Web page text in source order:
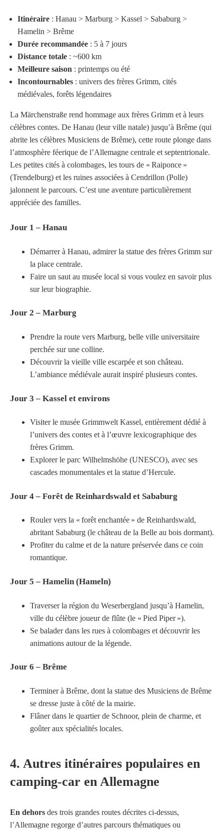
Itinéraire : Hanau > Marburg > Kassel > Sababurg >
Hamelin > Brême
Durée recommandée : 5 à 7 jours
Distance totale : ~600 km
Meilleure saison : printemps ou été
Incontournables : univers des frères Grimm, cités
médiévales, forêts légendaires
La Märchenstraße rend hommage aux frères Grimm et à leurs
célèbres contes. De Hanau (leur ville natale) jusqu’à Brême (qui
abrite les célèbres Musiciens de Brême), cette route plonge dans
l’atmosphère féerique de l’Allemagne centrale et septentrionale.
Les petites cités à colombages, les tours de « Raiponce »
(Trendelburg) et les ruines associées à Cendrillon (Polle)
jalonnent le parcours. C’est une aventure particulièrement
appréciée des familles.
Jour 1 – Hanau
Démarrer à Hanau, admirer la statue des frères Grimm sur
la place centrale.
Faire un saut au musée local si vous voulez en savoir plus
sur leur biographie.
Jour 2 – Marburg
Prendre la route vers Marburg, belle ville universitaire
perchée sur une colline.
Découvrir la vieille ville escarpée et son château.
L’ambiance médiévale aurait inspiré plusieurs contes.
Jour 3 – Kassel et environs
Visiter le musée Grimmwelt Kassel, entièrement dédié à
l’univers des contes et à l’œuvre lexicographique des
frères Grimm.
Explorer le parc Wilhelmshöhe (UNESCO), avec ses
cascades monumentales et la statue d’Hercule.
Jour 4 – Forêt de Reinhardswald et Sababurg
Rouler vers la « forêt enchantée » de Reinhardswald,
abritant Sababurg (le château de la Belle au bois dormant).
Profiter du calme et de la nature préservée dans ce coin
romantique.
Jour 5 – Hamelin (Hameln)
Traverser la région du Weserbergland jusqu’à Hamelin,
ville du célèbre joueur de flûte (le « Pied Piper »).
Se balader dans les rues à colombages et découvrir les
animations autour de la légende.
Jour 6 – Brême
Terminer à Brême, dont la statue des Musiciens de Brême
se dresse juste à côté de la mairie.
Flâner dans le quartier de Schnoor, plein de charme, et
goûter aux spécialités locales.
4. Autres itinéraires populaires en
camping-car en Allemagne
En dehors des trois grandes routes décrites ci-dessus,
l’Allemagne regorge d’autres parcours thématiques ou